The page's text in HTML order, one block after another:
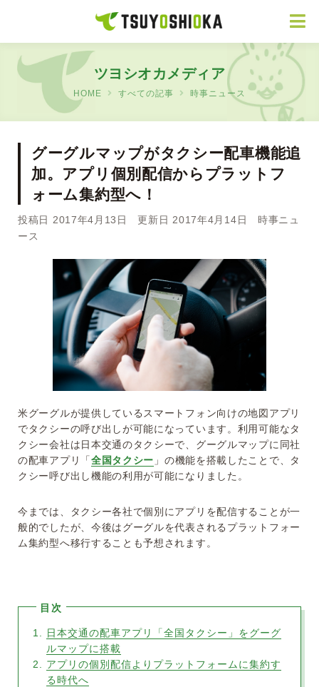
ツヨシオカメディア
HOME すべての記事 時事ニュース
グーグルマップがタクシー配車機能追
加。アプリ個別配信からプラットフ
ォーム集約型へ！
投稿日 2017年4月13日 更新日 2017年4月14日 時事ニュ
ース
米グーグルが提供しているスマートフォン向けの地図アプリ
でタクシーの呼び出しが可能になっています。利用可能なタ
クシー会社は日本交通のタクシーで、グーグルマップに同社
の配車アプリ「全国タクシー 」の機能を搭載したことで、タ
クシー呼び出し機能の利用が可能になりました。
今までは、タクシー各社で個別にアプリを配信することが一
般的でしたが、今後はグーグルを代表されるプラットフォー
ム集約型へ移行することも予想されます。
日本交通の配車アプリ「全国タクシー」をグーグ
ルマップに搭載
アプリの個別配信よりプラットフォームに集約す
る時代へ